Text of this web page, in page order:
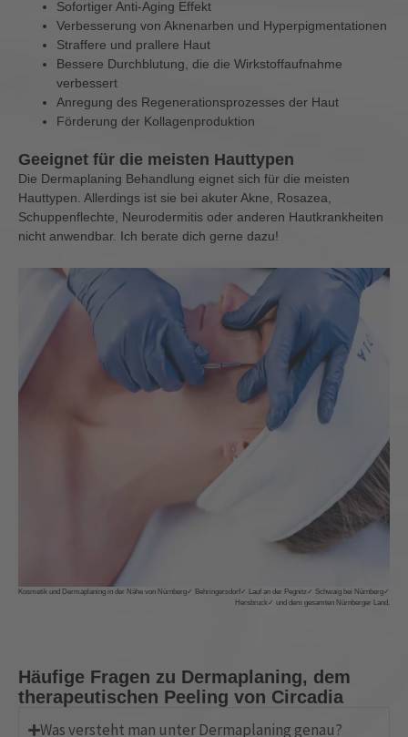
Sofortiger Anti-Aging Effekt
Verbesserung von Aknenarben und Hyperpigmentationen
Straffere und prallere Haut
Bessere Durchblutung, die die Wirkstoffaufnahme
verbessert
Anregung des Regenerationsprozesses der Haut
Förderung der Kollagenproduktion
Geeignet für die meisten Hauttypen
Die Dermaplaning Behandlung eignet sich für die meisten
Hauttypen. Allerdings ist sie bei akuter Akne, Rosazea,
Schuppenflechte, Neurodermitis oder anderen Hautkrankheiten
nicht anwendbar. Ich berate dich gerne dazu!
Kosmetik und Dermaplaning in der Nähe von Nürnberg✓ Behringersdorf✓ Lauf an der Pegnitz✓ Schwaig bei Nürnberg✓
Hersbruck✓ und dem gesamten Nürnberger Land.
Häufige Fragen zu Dermaplaning, dem
therapeutischen Peeling von Circadia
Was versteht man unter Dermaplaning genau?